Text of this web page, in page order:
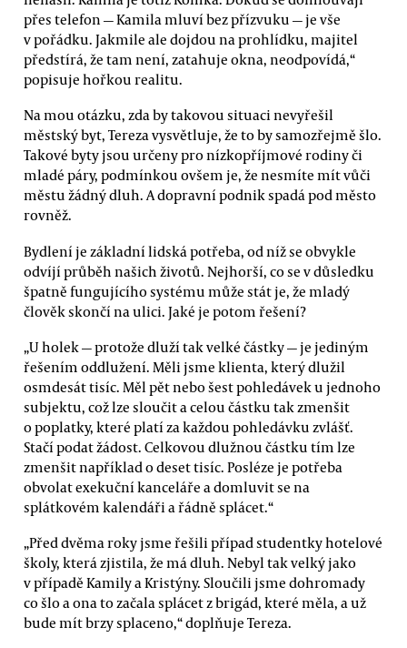
přes telefon — Kamila mluví bez přízvuku — je vše
v pořádku. Jakmile ale dojdou na prohlídku, majitel
předstírá, že tam není, zatahuje okna, neodpovídá,“
popisuje hořkou realitu.
Na mou otázku, zda by takovou situaci nevyřešil
městský byt, Tereza vysvětluje, že to by samozřejmě šlo.
Takové byty jsou určeny pro nízkopříjmové rodiny či
mladé páry, podmínkou ovšem je, že nesmíte mít vůči
městu žádný dluh. A dopravní podnik spadá pod město
rovněž.
Bydlení je základní lidská potřeba, od níž se obvykle
odvíjí průběh našich životů. Nejhorší, co se v důsledku
špatně fungujícího systému může stát je, že mladý
člověk skončí na ulici. Jaké je potom řešení?
„U holek — protože dluží tak velké částky — je jediným
řešením oddlužení. Měli jsme klienta, který dlužil
osmdesát tisíc. Měl pět nebo šest pohledávek u jednoho
subjektu, což lze sloučit a celou částku tak zmenšit
o poplatky, které platí za každou pohledávku zvlášť.
Stačí podat žádost. Celkovou dlužnou částku tím lze
zmenšit například o deset tisíc. Posléze je potřeba
obvolat exekuční kanceláře a domluvit se na
splátkovém kalendáři a řádně splácet.“
„Před dvěma roky jsme řešili případ studentky hotelové
školy, která zjistila, že má dluh. Nebyl tak velký jako
v případě Kamily a Kristýny. Sloučili jsme dohromady
co šlo a ona to začala splácet z brigád, které měla, a už
bude mít brzy splaceno,“ doplňuje Tereza.